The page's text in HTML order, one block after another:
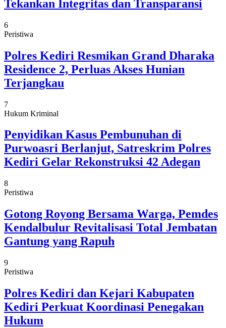
Tekankan Integritas dan Transparansi
6
Peristiwa
Polres Kediri Resmikan Grand Dharaka
Residence 2, Perluas Akses Hunian
Terjangkau
7
Hukum Kriminal
Penyidikan Kasus Pembunuhan di
Purwoasri Berlanjut, Satreskrim Polres
Kediri Gelar Rekonstruksi 42 Adegan
8
Peristiwa
Gotong Royong Bersama Warga, Pemdes
Kendalbulur Revitalisasi Total Jembatan
Gantung yang Rapuh
9
Peristiwa
Polres Kediri dan Kejari Kabupaten
Kediri Perkuat Koordinasi Penegakan
Hukum